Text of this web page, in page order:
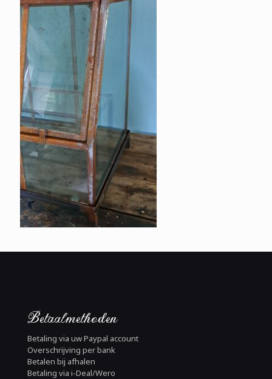
Betaalmethoden
Betaling via uw Paypal account
Overschrijving per bank
Betalen bij afhalen
Betaling via i-Deal/Wero